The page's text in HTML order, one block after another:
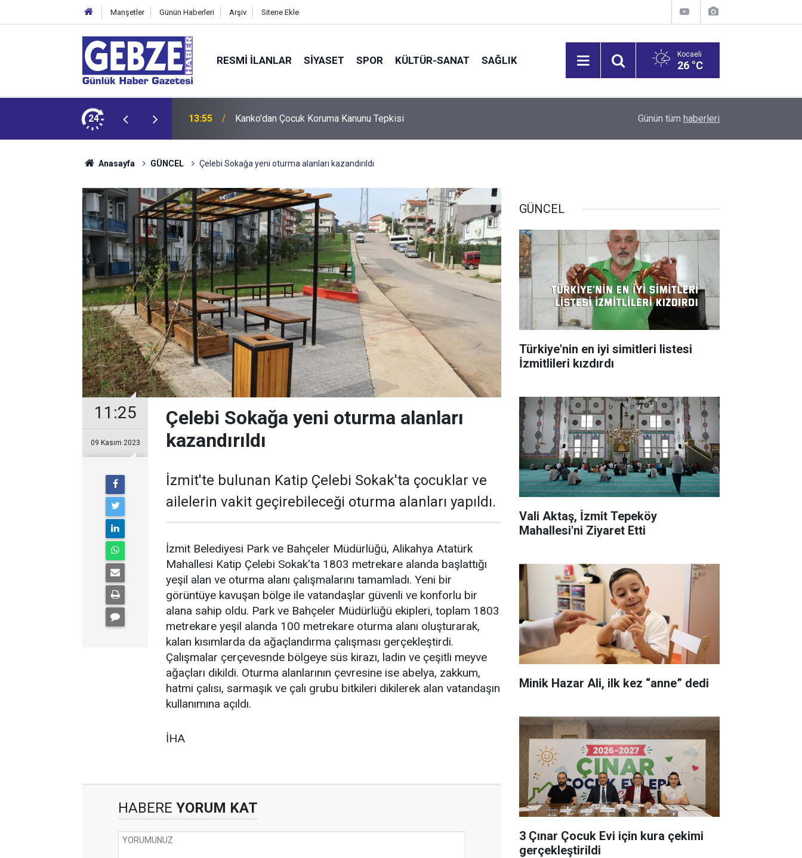
Manşetler Günün Haberleri Arşiv Sitene Ekle
RESMI İLANLAR SİYASET SPOR KÜLTÜR-SANAT SAĞLIK Kocaeli
26 °C
24 12:55 İzmit 95 Ebeveyn Buluşmaları başlıyor Vali Aktaş, İzmit Tepeköy Mahallesi'ni Ziyaret
Günün tüm haberleri
Anasayfa GÜNCEL Çelebi Sokağa yeni oturma alanları kazandırıldı
11:25
09 Kasım 2023
Çelebi Sokağa yeni oturma alanları
kazandırıldı
İzmit'te bulunan Katip Çelebi Sokak'ta çocuklar ve
ailelerin vakit geçirebileceği oturma alanları yapıldı.
İzmit Belediyesi Park ve Bahçeler Müdürlüğü, Alikahya Atatürk
Mahallesi Katip Çelebi Sokak'ta 1803 metrekare alanda başlattığı
yeşil alan ve oturma alanı çalışmalarını tamamladı. Yeni bir
görüntüye kavuşan bölge ile vatandaşlar güvenli ve konforlu bir
alana sahip oldu. Park ve Bahçeler Müdürlüğü ekipleri, toplam 1803
metrekare yeşil alanda 100 metrekare oturma alanı oluşturarak,
kalan kısımlarda da ağaçlandırma çalışması gerçekleştirdi.
Çalışmalar çerçevesnde bölgeye süs kirazı, ladin ve çeşitli meyve
ağaçları dikildi. Oturma alanlarının çevresine ise abelya, zakkum,
hatmi çalısı, sarmaşık ve çalı grubu bitkileri dikilerek alan vatandaşın
kullanımına açıldı.
İHA
HABERE YORUM KAT
GÜNCEL
Türkiye'nin en iyi simitleri listesi
İzmitlileri kızdırdı
Vali Aktaş, İzmit Tepeköy
Mahallesi'ni Ziyaret Etti
Minik Hazar Ali, ilk kez “anne” dedi
3 Çınar Çocuk Evi için kura çekimi
gerçekleştirildi